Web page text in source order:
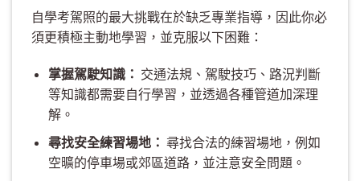
自學考駕照的最大挑戰在於缺乏專業指導，因此你必
須更積極主動地學習，並克服以下困難：
掌握駕駛知識： 交通法規、駕駛技巧、路況判斷
等知識都需要自行學習，並透過各種管道加深理
解。
尋找安全練習場地： 尋找合法的練習場地，例如
空曠的停車場或郊區道路，並注意安全問題。